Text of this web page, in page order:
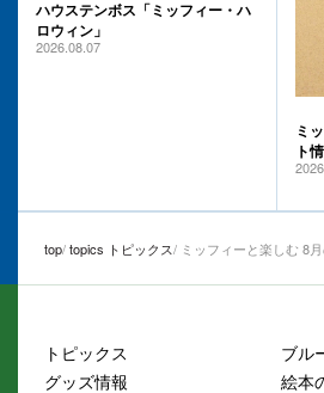
ハウステンボス「ミッフィー・ハ
ロウィン」
2026.08.07
ミ
ト
top topics トピックス ミッフィーと楽しむ 8
トピックス
グッズ情報
ブル
絵本